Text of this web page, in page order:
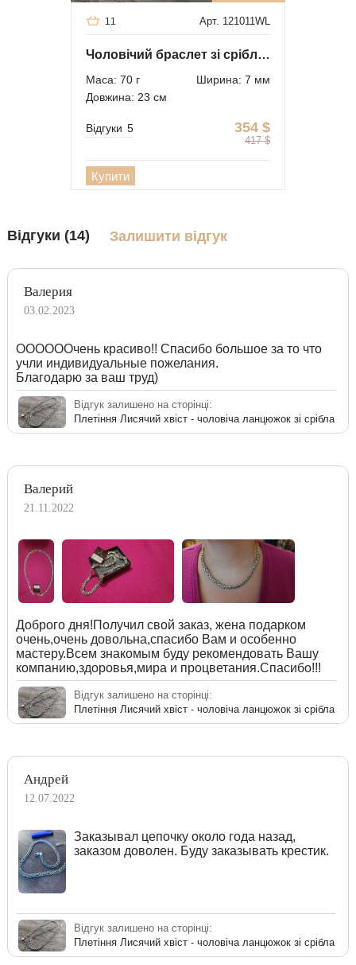
Арт. 121011WL
11
Чоловічий браслет зі срібла візантійський (візантія)
Маса: 70 г
Ширина: 7 мм
Довжина: 23 см
354 $
417 $
Відгуки 5
Купити
Відгуки (14) Залишити відгук
Валерия
03.02.2023
ООООООчень красиво!! Спасибо большое за то что
учли индивидуальные пожелания.
Благодарю за ваш труд)
Відгук залишено на сторінці:
Плетіння Лисячий хвіст - чоловіча ланцюжок зі срібла
Валерий
21.11.2022
Доброго дня!Получил свой заказ, жена подарком
очень,очень довольна,спасибо Вам и особенно
мастеру.Всем знакомым буду рекомендовать Вашу
компанию,здоровья,мира и процветания.Спасибо!!!
Відгук залишено на сторінці:
Плетіння Лисячий хвіст - чоловіча ланцюжок зі срібла
Андрей
12.07.2022
Заказывал цепочку около года назад,
заказом доволен. Буду заказывать крестик.
Відгук залишено на сторінці:
Плетіння Лисячий хвіст - чоловіча ланцюжок зі срібла